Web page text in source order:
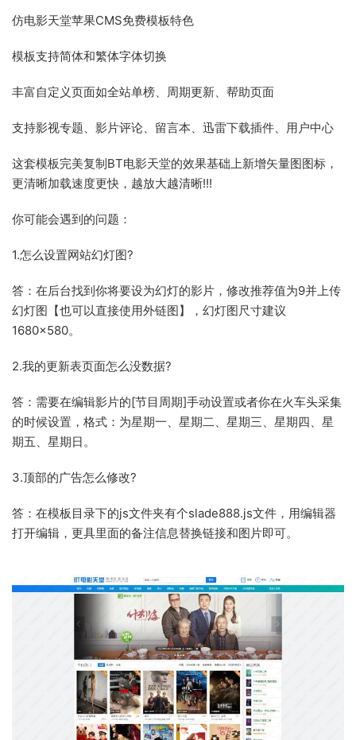
仿电影天堂苹果CMS免费模板特色
模板支持简体和繁体字体切换
丰富自定义页面如全站单榜、周期更新、帮助页面
支持影视专题、影片评论、留言本、迅雷下载插件、用户中心
这套模板完美复制BT电影天堂的效果基础上新增矢量图图标，
更清晰加载速度更快，越放大越清晰!!!
你可能会遇到的问题：
1.怎么设置网站幻灯图?
答：在后台找到你将要设为幻灯的影片，修改推荐值为9并上传
幻灯图【也可以直接使用外链图】，幻灯图尺寸建议
1680×580。
2.我的更新表页面怎么没数据?
答：需要在编辑影片的[节目周期]手动设置或者你在火车头采集
的时候设置，格式：为星期一、星期二、星期三、星期四、星
期五、星期日。
3.顶部的广告怎么修改?
答：在模板目录下的js文件夹有个slade888.js文件，用编辑器
打开编辑，更具里面的备注信息替换链接和图片即可。